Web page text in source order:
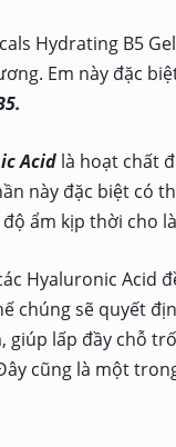
Hydrating B5
Em này đặc
Acidlà hoạt chất
này đặc biệt có
ẩm kịp thời cho
Hyaluronic Acid
chúng sẽ quyết
giúp lấp đầy chỗ
cũng là một